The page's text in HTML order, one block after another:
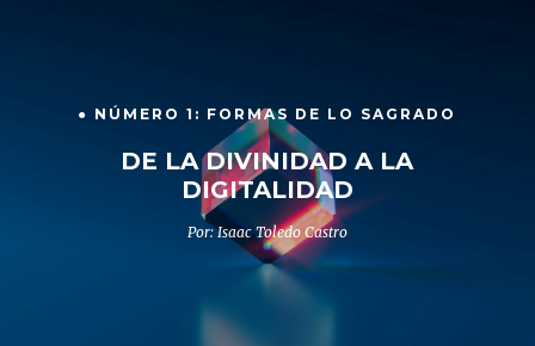
● NÚMERO 1: FORMAS DE LO SAGRADO
DE LA DIVINIDAD A LA
DIGITALIDAD
Por: Isaac Toledo Castro